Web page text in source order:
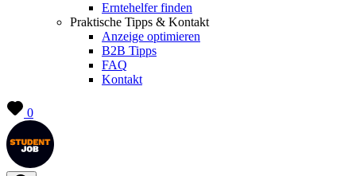
Erntehelfer finden
Praktische Tipps & Kontakt
Anzeige optimieren
B2B Tipps
FAQ
Kontakt
0